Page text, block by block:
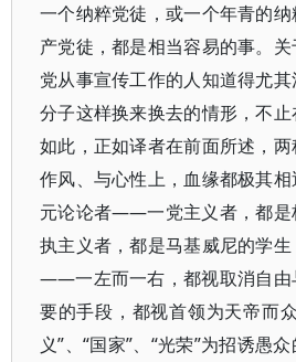
一个纳粹党徒，或一个年青的
产党徒，都是相当容易的事。
党从事宣传工作的人知道得尤
分子这样换来换去的情形，不
如此，正如译者在前面所述，两
作风、与心性上，血缘都极其
元论论者——一党主义者，都是
执主义者，都是马基威尼的学
——一左而一右，都视取消自由
要的手段，都视首领为天帝而
义”、“国家”、“光荣”为招诱愚